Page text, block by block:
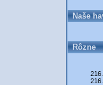
Naše
Rôzne